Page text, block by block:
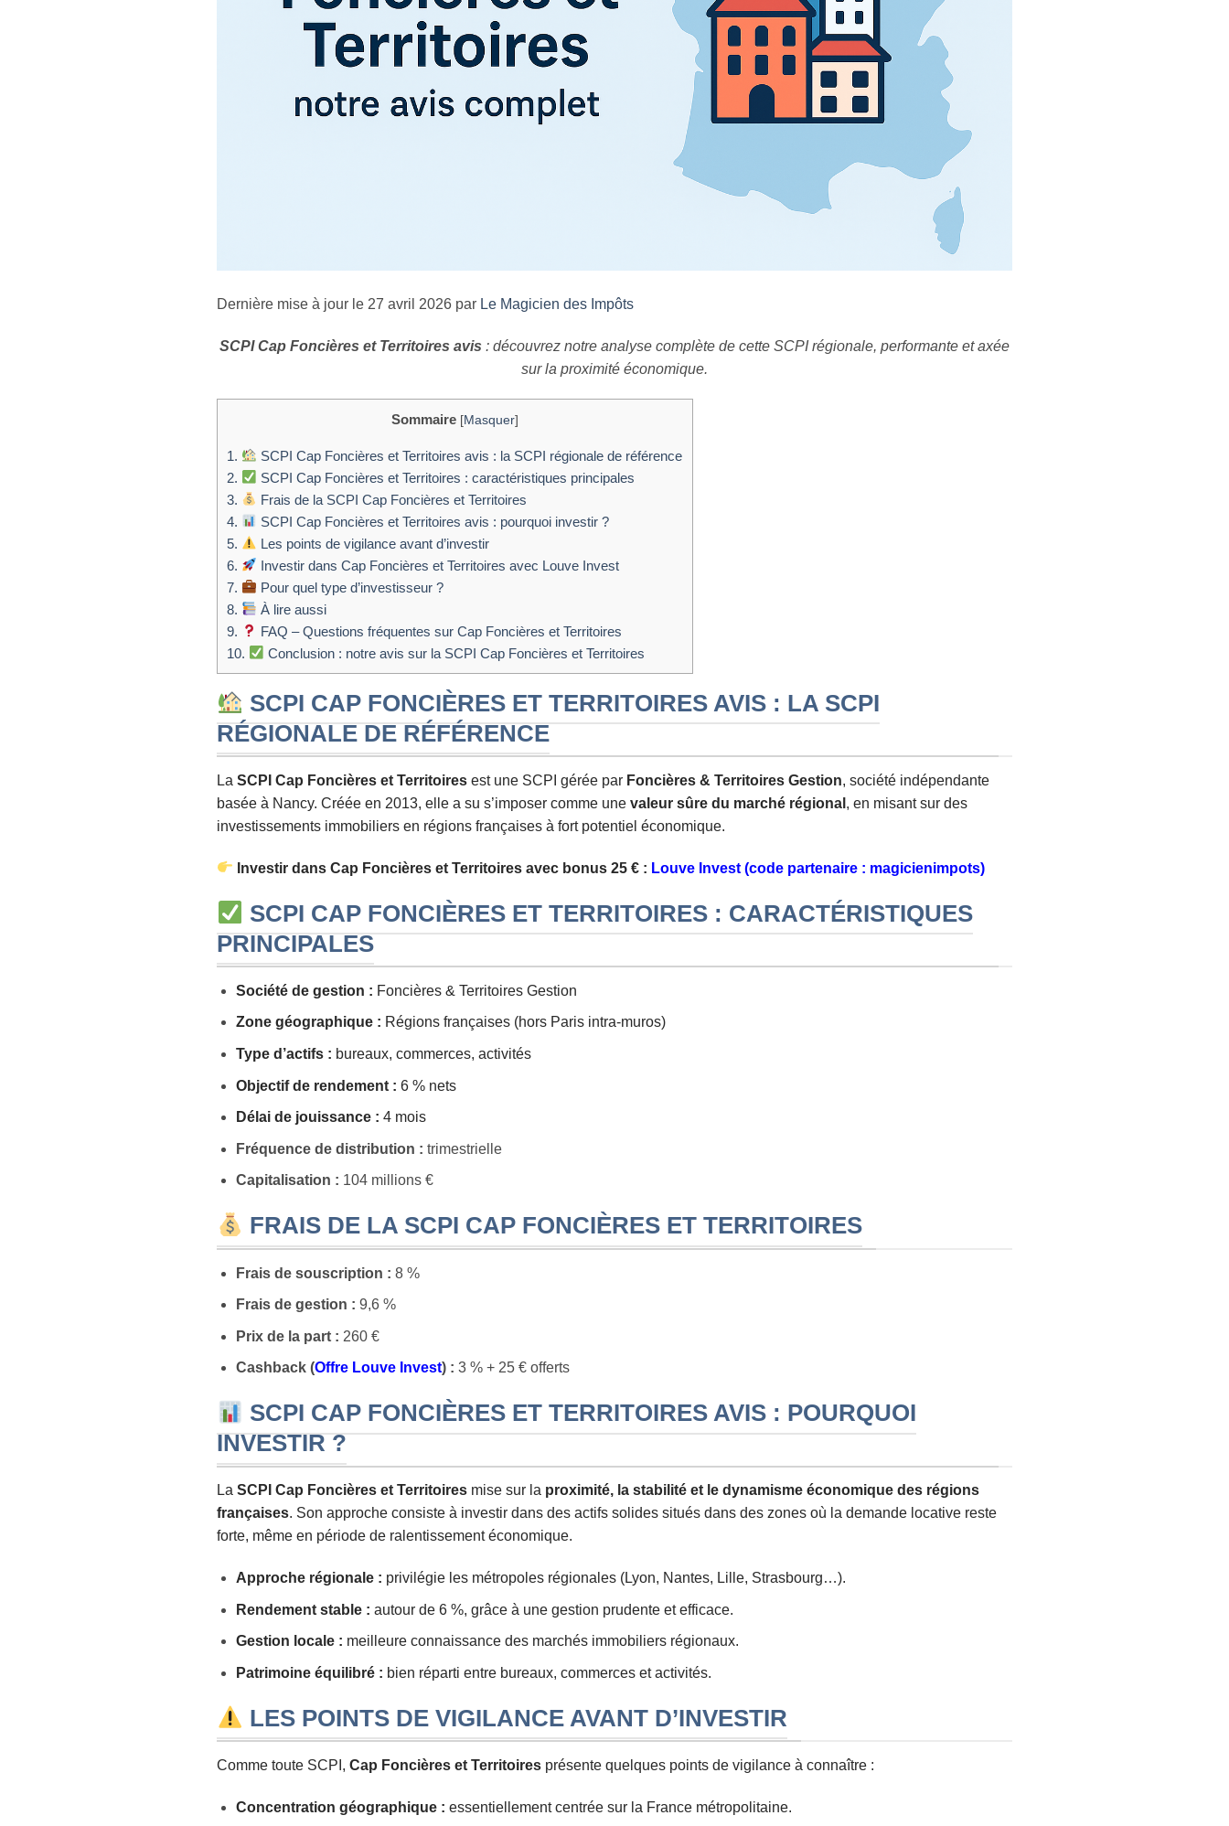
Dernière mise à jour le 27 avril 2026 par Le Magicien des Impôts
SCPI Cap Foncières et Territoires avis : découvrez notre analyse complète de cette SCPI régionale, performante et axée
sur la proximité économique.
Sommaire [Masquer]
1.
SCPI Cap Foncières et Territoires avis : la SCPI régionale de référence
2.
SCPI Cap Foncières et Territoires : caractéristiques principales
3.
Frais de la SCPI Cap Foncières et Territoires
4.
SCPI Cap Foncières et Territoires avis : pourquoi investir ?
5.
Les points de vigilance avant d’investir
6.
Investir dans Cap Foncières et Territoires avec Louve Invest
7.
Pour quel type d’investisseur ?
8.
À lire aussi
9.
FAQ – Questions fréquentes sur Cap Foncières et Territoires
10.
Conclusion : notre avis sur la SCPI Cap Foncières et Territoires
SCPI CAP FONCIÈRES ET TERRITOIRES AVIS : LA SCPI
RÉGIONALE DE RÉFÉRENCE
La SCPI Cap Foncières et Territoires est une SCPI gérée par Foncières & Territoires Gestion, société indépendante
basée à Nancy. Créée en 2013, elle a su s’imposer comme une valeur sûre du marché régional , en misant sur des
investissements immobiliers en régions françaises à fort potentiel économique.
Investir dans Cap Foncières et Territoires avec bonus 25 € : Louve Invest (code partenaire : magicienimpots)
SCPI CAP FONCIÈRES ET TERRITOIRES : CARACTÉRISTIQUES
PRINCIPALES
Société de gestion : Foncières & Territoires Gestion
Zone géographique : Régions françaises (hors Paris intra-muros)
Type d’actifs : bureaux, commerces, activités
Objectif de rendement : 6 % nets
Délai de jouissance : 4 mois
Fréquence de distribution : trimestrielle
Capitalisation : 104 millions €
FRAIS DE LA SCPI CAP FONCIÈRES ET TERRITOIRES
Frais de souscription : 8 %
Frais de gestion : 9,6 %
Prix de la part : 260 €
Cashback (Offre Louve Invest) : 3 % + 25 € offerts
SCPI CAP FONCIÈRES ET TERRITOIRES AVIS : POURQUOI
INVESTIR ?
La SCPI Cap Foncières et Territoires mise sur la proximité, la stabilité et le dynamisme économique des régions
françaises. Son approche consiste à investir dans des actifs solides situés dans des zones où la demande locative reste
forte, même en période de ralentissement économique.
Approche régionale : privilégie les métropoles régionales (Lyon, Nantes, Lille, Strasbourg…).
Rendement stable : autour de 6 %, grâce à une gestion prudente et efficace.
Gestion locale : meilleure connaissance des marchés immobiliers régionaux.
Patrimoine équilibré : bien réparti entre bureaux, commerces et activités.
LES POINTS DE VIGILANCE AVANT D’INVESTIR
Comme toute SCPI, Cap Foncières et Territoires présente quelques points de vigilance à connaître :
Concentration géographique : essentiellement centrée sur la France métropolitaine.